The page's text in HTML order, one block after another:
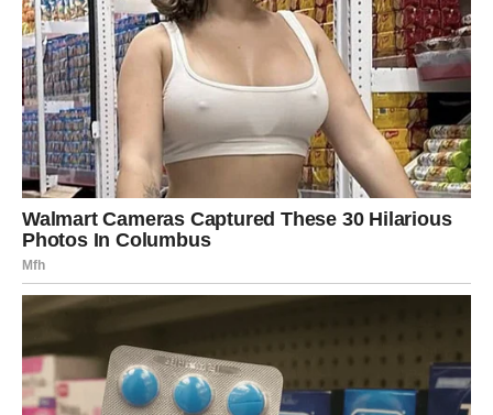
može biti posao, ljubavni odnos ili način života koji ih je
iscrpljivao.
Na polju ljubavi dolaze veoma lijepe promjene. Neko će
konačno pokazati emocije koje dugo skriva, a mnogi
Ovnovi mogli bi se iznenada zaljubiti mnogo jače nego
što su planirali.
Ovaj period donosi i mogućnost pomirenja sa osobom
koja nikada nije potpuno nestala iz njihovog srca.
Međutim, Ovnovi sada mnogo jasnije vide ko ih iskreno
Na polju finansija i posla očekuju ih pozitivne vijesti.